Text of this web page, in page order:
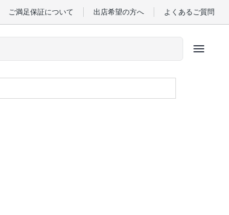
ご満足保証について 出店希望の方へ よくあるご質問
menu